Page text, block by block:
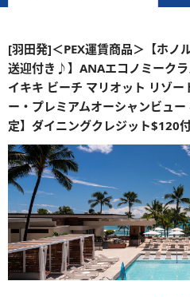
[羽田発]＜PEX運賃商品＞【ホノ
送迎付き♪】ANAエコノミーク
イキキ ビーチ マリオット リゾ
ー・プレミアムオーシャンビュ
定】ダイニングクレジット$120